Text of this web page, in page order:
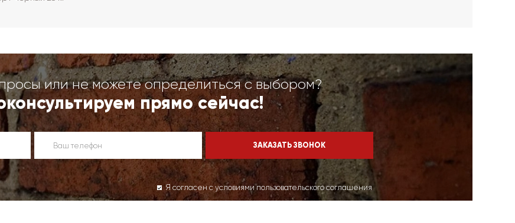
или не можете определиться с выбором?
прямо сейчас!
Я согласен с условиями пользовательского соглашения